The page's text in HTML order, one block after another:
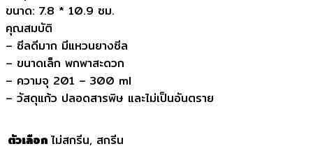
ขนาด: 7.8 * 10.9 ซม.
คุณสมบัติ
– ซีลดีมาก มีแหวนยางซีล
– ขนาดเล็ก พกพาสะดวก
– ความจุ 201 – 300 ml
– วัสดุแก้ว ปลอดสารพิษ และไม่เป็นอันตราย
ตัวเลือก ไม่สกรีน, สกรีน